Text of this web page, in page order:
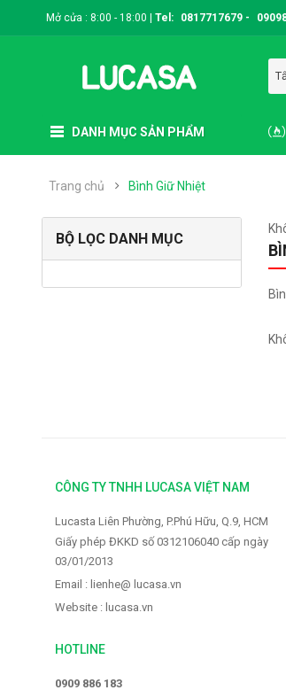
Mở cửa : 8:00 - 18:00 |Tel: 0817717679 -
DANH MỤC SẢN PHẨM
Trang chủ Bình Giữ Nhiệt
BỘ LỌC DANH MỤC
CÔNG TY TNHH LUCASA VIỆT NAM
Lucasta Liên Phường, P.Phú Hữu, Q.9, HCM
Giấy phép ĐKKD số 0312106040 cấp ngày
03/01/2013
Email : lienhe@ lucasa.vn
Website : lucasa.vn
HOTLINE
0909 886 183